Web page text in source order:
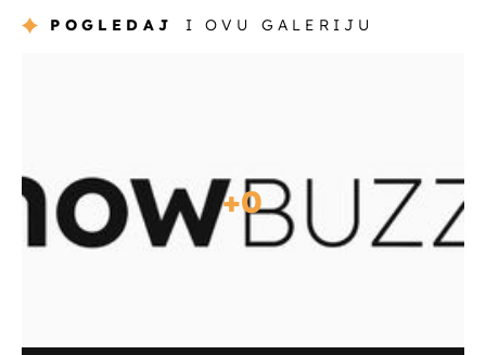
POGLEDAJ I OVU GALERIJU
+0